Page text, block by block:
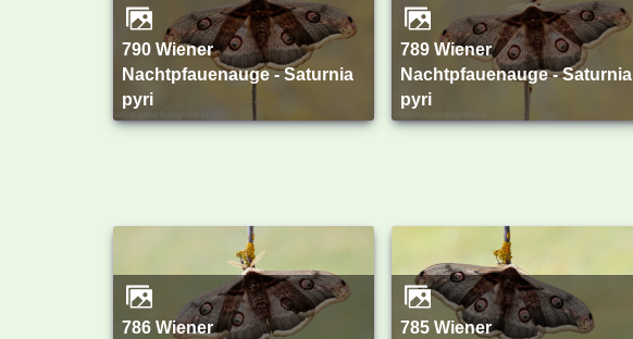
790 Wiener
Nachtpfauenauge - Saturnia
pyri
789 Wiener
Nachtpfauenauge - Saturnia
pyri
786 Wiener
785 Wiener